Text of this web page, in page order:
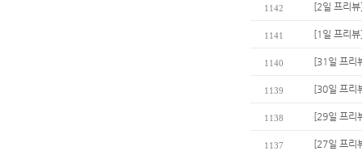
1142 [2일 프리
1141 [1일 프리
1140 [31일 프리
1139 [30일 프리
1138 [29일 프리
1137 [27일 프리